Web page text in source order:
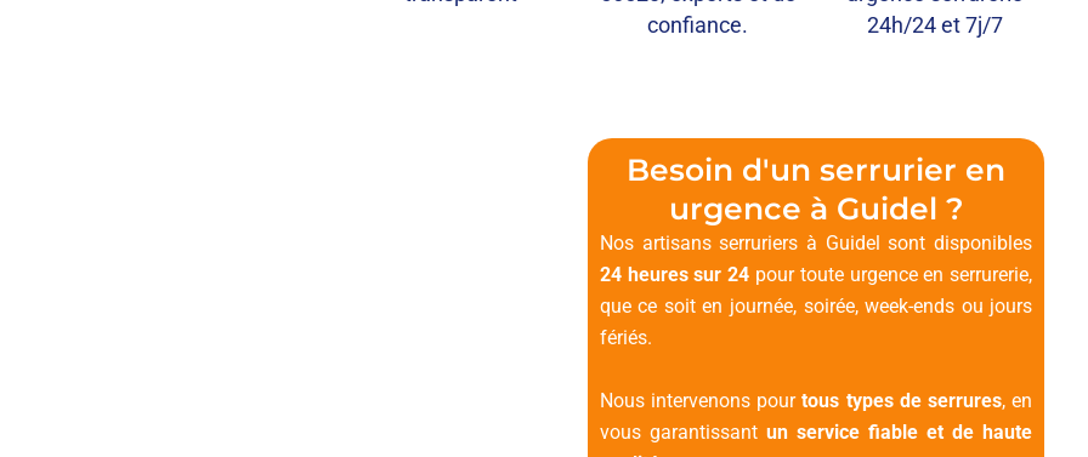
confiance.
24h/24 et 7j/7
Besoin d'un serrurier en
urgence à Guidel ?
Nos artisans serruriers à Guidel sont disponibles
24 heures sur 24 pour toute urgence en serrurerie,
que ce soit en journée, soirée, week-ends ou jours
fériés.
Nous intervenons pourtous types de serrures, en
vous garantissant un service fiable et de haute